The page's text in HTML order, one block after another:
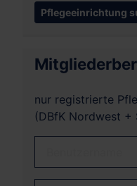
nur registrierte
(DBfK Nordwest +